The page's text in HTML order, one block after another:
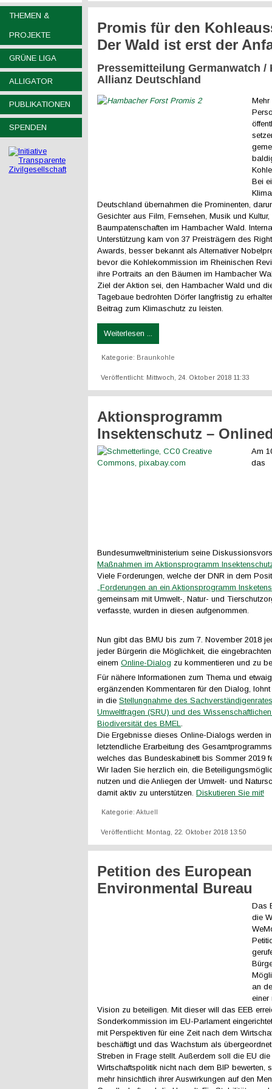
THEMEN &
PROJEKTE
GRÜNE LIGA
ALLIGATOR
PUBLIKATIONEN
SPENDEN
Promis für den
Der Wald ist erst der
Pressemitteilung Germanwatch /
Allianz Deutschland
Bei
Deutschland übernahmen die Prominenten,
Gesichter aus Film, Fernsehen, Musik und Kultur,
Baumpatenschaften im Hambacher Wald.
Unterstützung kam von 37 Preisträgern des
Awards, besser bekannt als Alternativer
bevor die Kohlekommission im Rheinischen
ihre Portraits an den Bäumen im Hambacher
Ziel der Aktion sei, den Hambacher Wald und
Tagebaue bedrohten Dörfer langfristig zu
Beitrag zum Klimaschutz zu leisten.
Weiterlesen ...
Kategorie: Braunkohle
Veröffentlicht: Mittwoch, 24. Oktober 2018 11:33
Aktionsprogramm
Insektenschutz –
Am
das
Bundesumweltministerium seine
Maßnahmen im Aktionsprogramm
Viele Forderungen, welche der DNR in dem
„Forderungen an ein Aktionsprogramm
gemeinsam mit Umwelt-, Natur- und
verfasste, wurden in diesen aufgenommen.
Nun gibt das BMU bis zum 7. November 2018
jeder Bürgerin die Möglichkeit, die
einem Online-Dialog zu kommentieren und zu
Für nähere Informationen zum Thema und
ergänzenden Kommentaren für den Dialog,
in die Stellungnahme des
Umweltfragen (SRU) und des
Biodiversität des BMEL.
Die Ergebnisse dieses Online-Dialogs werden
letztendliche Erarbeitung des
welches das Bundeskabinett bis Sommer 2019
Wir laden Sie herzlich ein, die
nutzen und die Anliegen der Umwelt- und
damit aktiv zu unterstützen. Diskutieren Sie mit!
Kategorie: Aktuell
Veröffentlicht: Montag, 22. Oktober 2018 13:50
Petition des European
Environmental Bureau
Das
die
an
einer
Vision zu beteiligen. Mit dieser will das EEB
Sonderkommission im EU-Parlament
mit Perspektiven für eine Zeit nach dem
beschäftigt und das Wachstum als
Streben in Frage stellt. Außerdem soll die EU die
Wirtschaftspolitik nicht nach dem BIP bewerten,
mehr hinsichtlich ihrer Auswirkungen auf den